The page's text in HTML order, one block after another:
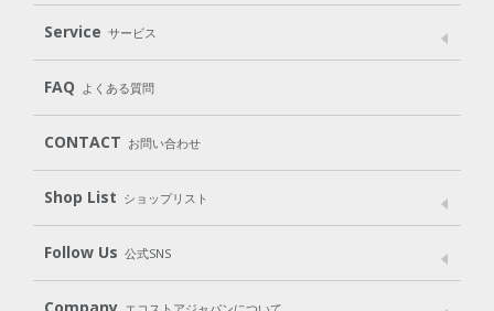
パッケージへのこだわり
動物実験をしない
Laundry
Body（ボディ） Hair（ヘア） Oral care（オーラルケア）
Goods （グッズ）
Gift set
Service サービス
FAQ よくある質問
CONTACT お問い合わせ
Shop List ショップリスト
Shop List
Follow Us 公式SNS
LINE＠ Instagram Facebook